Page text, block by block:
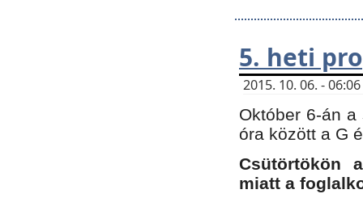
5. heti
2015. 10. 06. -
Október 6-án
óra között a G
Csütörtökön
miatt a